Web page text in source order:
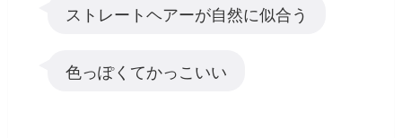
ストレートヘアーが自然に似合う
色っぽくてかっこいい